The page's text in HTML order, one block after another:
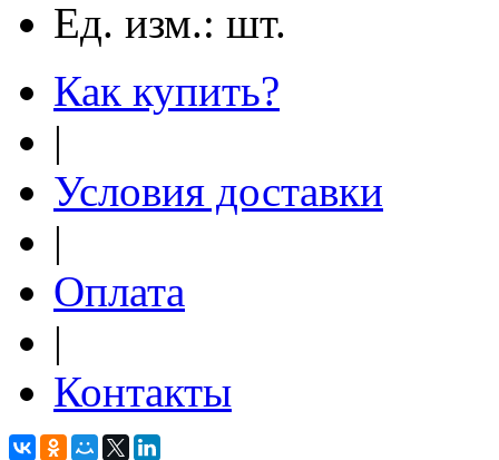
Ед. изм.: шт.
Как купить?
|
Условия доставки
|
Оплата
|
Контакты